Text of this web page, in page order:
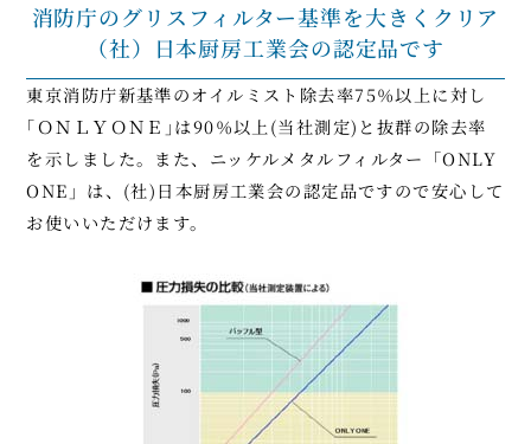
消防庁のグリスフィルター基準を大きくクリア
（社）日本厨房工業会の認定品です
東京消防庁新基準のオイルミスト除去率75％以上に対し
｢ＯＮＬＹＯＮＥ｣は90％以上(当社測定)と抜群の除去率
を示しました。また、ニッケルメタルフィルター「ONLY
ONE」は、(社)日本厨房工業会の認定品ですので安心して
お使いいただけます。